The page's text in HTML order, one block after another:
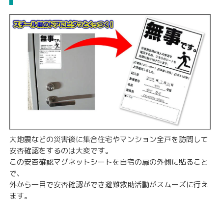
大地震などの災害後に集合住宅やマンション全戸を訪問して
安否確認をするのは大変です。
この安否確認マグネットシートを自宅の扉の外側に貼ること
で、
外から一目で安否確認ができ避難救助活動がスムーズに行え
ます。